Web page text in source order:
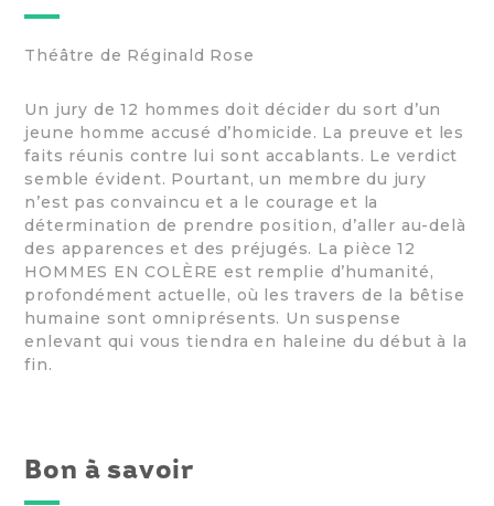
Théâtre de Réginald Rose
Un jury de 12 hommes doit décider du sort d’un
jeune homme accusé d’homicide. La preuve et les
faits réunis contre lui sont accablants. Le verdict
semble évident. Pourtant, un membre du jury
n’est pas convaincu et a le courage et la
détermination de prendre position, d’aller au-delà
des apparences et des préjugés. La pièce 12
HOMMES EN COLÈRE est remplie d’humanité,
profondément actuelle, où les travers de la bêtise
humaine sont omniprésents. Un suspense
enlevant qui vous tiendra en haleine du début à la
fin.
Bon à savoir